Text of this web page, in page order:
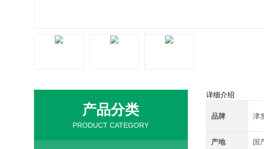
产品分类
PRODUCT CATEGORY
详细介绍
品牌 津
产地 国